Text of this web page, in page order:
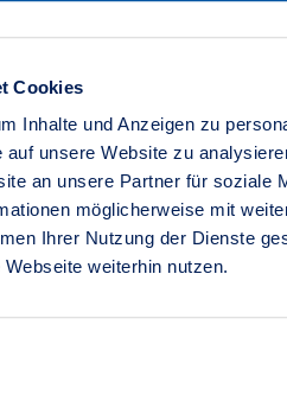
Cookies
Inhalte und Anzeigen zu
auf unsere Website zu
an unsere Partner für soziale
möglicherweise mit
Ihrer Nutzung der Dienste
weiterhin nutzen.